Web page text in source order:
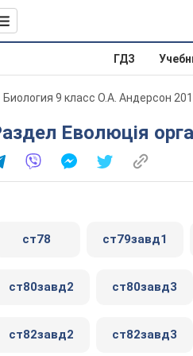
ГДЗ
Биология 9 класс О.А. Андерсон
Раздел Еволюція
ст78 ст79завд1
ст80завд2 ст80завд3
ст82завд2 ст82завд3